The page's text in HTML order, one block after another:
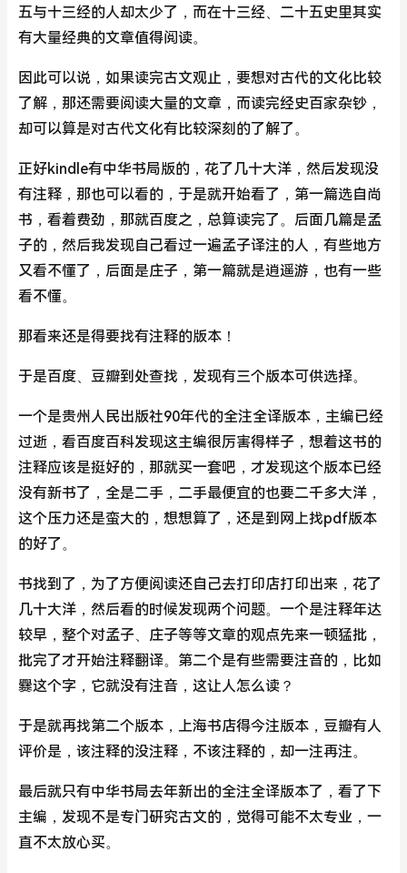
五与十三经的人却太少了，而在十三经、二十五史里其实
有大量经典的文章值得阅读。
因此可以说，如果读完古文观止，要想对古代的文化比较
了解，那还需要阅读大量的文章，而读完经史百家杂钞，
却可以算是对古代文化有比较深刻的了解了。
正好kindle有中华书局版的，花了几十大洋，然后发现没
有注释，那也可以看的，于是就开始看了，第一篇选自尚
书，看着费劲，那就百度之，总算读完了。后面几篇是孟
子的，然后我发现自己看过一遍孟子译注的人，有些地方
又看不懂了，后面是庄子，第一篇就是逍遥游，也有一些
看不懂。
那看来还是得要找有注释的版本！
于是百度、豆瓣到处查找，发现有三个版本可供选择。
一个是贵州人民出版社90年代的全注全译版本，主编已经
过逝，看百度百科发现这主编很厉害得样子，想着这书的
注释应该是挺好的，那就买一套吧，才发现这个版本已经
没有新书了，全是二手，二手最便宜的也要二千多大洋，
这个压力还是蛮大的，想想算了，还是到网上找pdf版本
的好了。
书找到了，为了方便阅读还自己去打印店打印出来，花了
几十大洋，然后看的时候发现两个问题。一个是注释年达
较早，整个对孟子、庄子等等文章的观点先来一顿猛批，
批完了才开始注释翻译。第二个是有些需要注音的，比如
爨这个字，它就没有注音，这让人怎么读？
于是就再找第二个版本，上海书店得今注版本，豆瓣有人
评价是，该注释的没注释，不该注释的，却一注再注。
最后就只有中华书局去年新出的全注全译版本了，看了下
主编，发现不是专门研究古文的，觉得可能不太专业，一
直不太放心买。